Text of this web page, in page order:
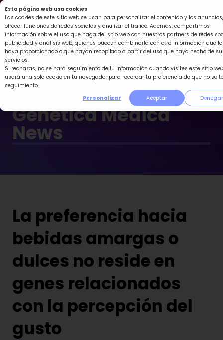
Esta página web usa cookies
Las cookies de este sitio web se usan para personalizar el contenido y los anuncios,
ofrecer funciones de redes sociales y analizar el tráfico. Además, compartimos
información sobre el uso que haga del sitio web con nuestros partners de redes
publicidad y análisis web, quienes pueden combinarla con otra información que
haya proporcionado o que hayan recopilado a partir del uso que haya hecho de
servicios.
Si rechazas, no se hará seguimiento de tu información cuando visites este sitio
usará una sola cookie en tu navegador para recordar tu preferencia de que no se
seguimiento.
Personalizar
Aceptar Denegar
Ir
al
contenido
Genética Médica
News
La preferencia hacia
bebidas amargas o
dulces no reside en
genes relacionados
con la percepción del
gusto